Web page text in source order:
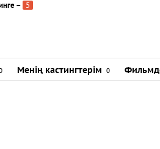
– 5
Менің кастингтерім 0